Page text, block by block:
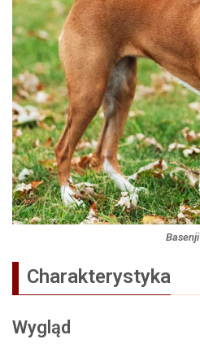
Basenji
Charakterystyka
Wygląd